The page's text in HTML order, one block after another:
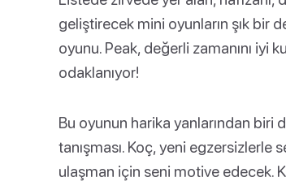
geliştirecek mini oyunların şık bir
oyunu. Peak, değerli zamanını iyi
odaklanıyor!
Bu oyunun harika yanlarından biri
tanışması. Koç, yeni
ulaşman için seni motive edecek.